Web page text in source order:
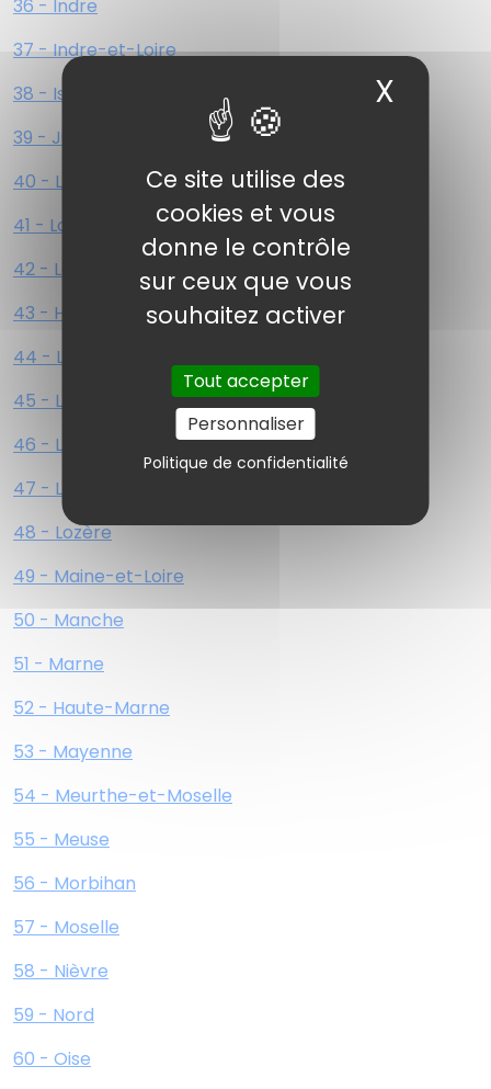
Ce site utilise des
cookies et vous
donne le contrôle
sur ceux que vous
souhaitez activer
Tout accepter
Personnaliser
Politique de confidentialité
X
36 - Indre
37 - Indre-et-Loire
38 - Isère
39 - Jura
40 - Landes
41 - Loir-et-Cher
42 - Loire
43 - Haute-Loire
44 - Loire-Atlantique
45 - Loiret
46 - Lot
47 - Lot-et-Garonne
48 - Lozère
49 - Maine-et-Loire
50 - Manche
51 - Marne
52 - Haute-Marne
53 - Mayenne
54 - Meurthe-et-Moselle
55 - Meuse
56 - Morbihan
57 - Moselle
58 - Nièvre
59 - Nord
60 - Oise